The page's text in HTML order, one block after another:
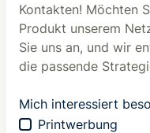
Kontakten! Möchten
Produkt unserem
Sie uns an, und wir
die passende
*
u
Mich interessiert
Printwerbung